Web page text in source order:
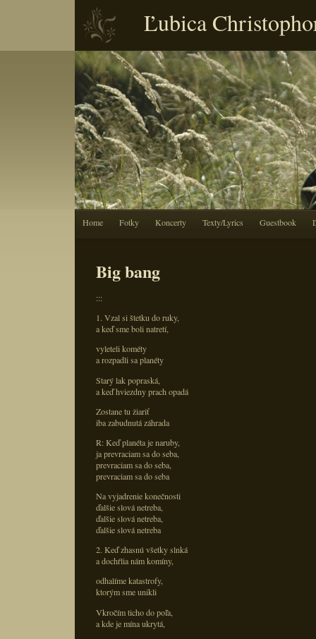
Ľubica
Home Fotky Koncerty Texty/Lyrics Guestbook
Big bang
:::
1. Vzal si štetku do ruky,
a keď sme boli natretí,
vyleteli kométy
a rozpadli sa planéty
Starý lak popraská,
a keď hviezdny prach opadá
Zostane tu žiariť
iba zabudnutá záhrada
R: Keď planéta je naruby,
ja prevraciam sa do seba,
prevraciam sa do seba,
prevraciam sa do seba
Na vyjadrenie konečnosti
ďalšie slová netreba,
ďalšie slová netreba,
ďalšie slová netreba
2. Keď zhasnú všetky slnká
a dochŕlia nám komíny,
odhalíme katastrofy,
ktorým sme unikli
Vkročím ticho do poľa,
a kde je mína ukrytá,